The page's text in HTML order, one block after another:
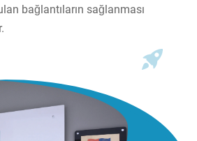
bağlantıların sağlanması